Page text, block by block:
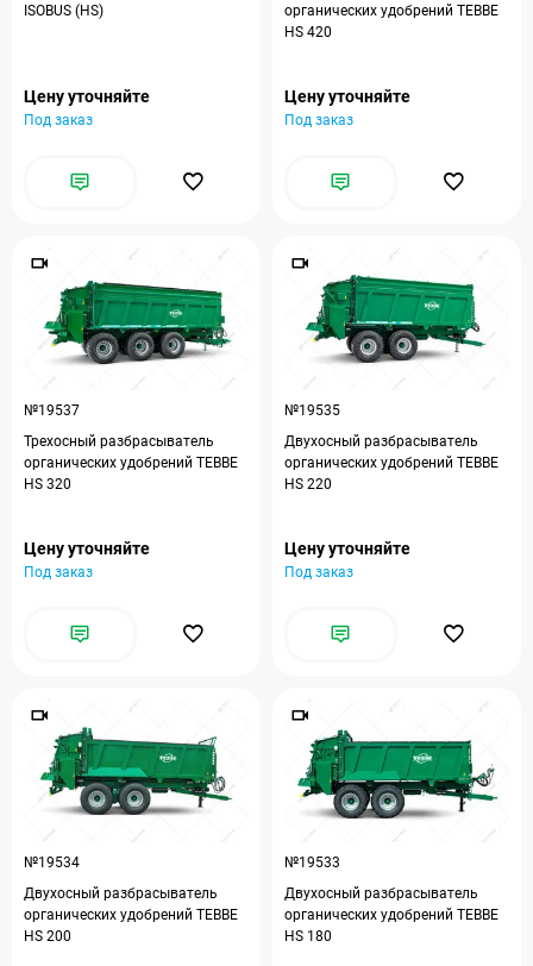
ISOBUS (HS)
Цену уточняйте
Под заказ
органических удобрений TEBBE
HS 420
Цену уточняйте
Под заказ
№19537
Трехосный разбрасыватель
органических удобрений TEBBE
HS 320
Цену уточняйте
Под заказ
№19535
Двухосный разбрасыватель
органических удобрений TEBBE
HS 220
Цену уточняйте
Под заказ
№19534
Двухосный разбрасыватель
органических удобрений TEBBE
HS 200
№19533
Двухосный разбрасыватель
органических удобрений TEBBE
HS 180